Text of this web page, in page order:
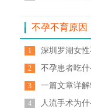
不孕不育原因
1 深圳罗湖女
2 不孕患者吃
3 一篇文章详
4 人流手术为